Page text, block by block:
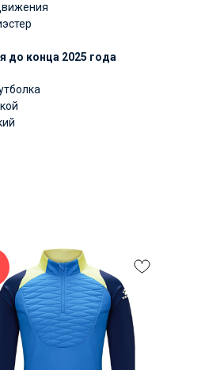
до конца 2025 года